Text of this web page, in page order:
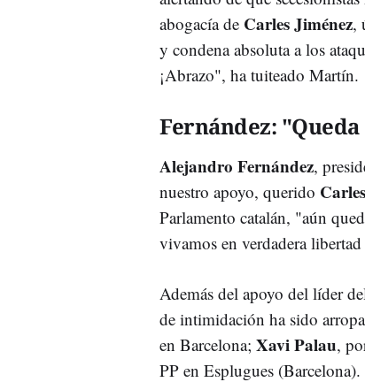
abogacía de Carles Jiménez,
y condena absoluta a los
¡Abrazo", ha tuiteado Martín.
Fernández:
Alejandro Fernández,
nuestro apoyo, querido
Parlamento catalán, "aún
vivamos en verdadera
Además del apoyo del líder
de intimidación ha sido
en Barcelona; Xavi Palau,
PP en Esplugues (Barcelona).